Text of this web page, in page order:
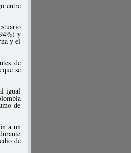
entre
y
y el
de
se
igual
de
a un
de